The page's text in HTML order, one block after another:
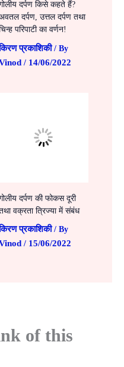
दर्पण किसे कहते हैं?
दर्पण, उत्तल दर्पण तथा
परिपाटी का वर्णन!
प्रकाशिकी/ By
/ 14/06/2022
दर्पण की फोकस दूरी
वक्रता त्रिज्या में संबंध
प्रकाशिकी/ By
/ 15/06/2022
of this